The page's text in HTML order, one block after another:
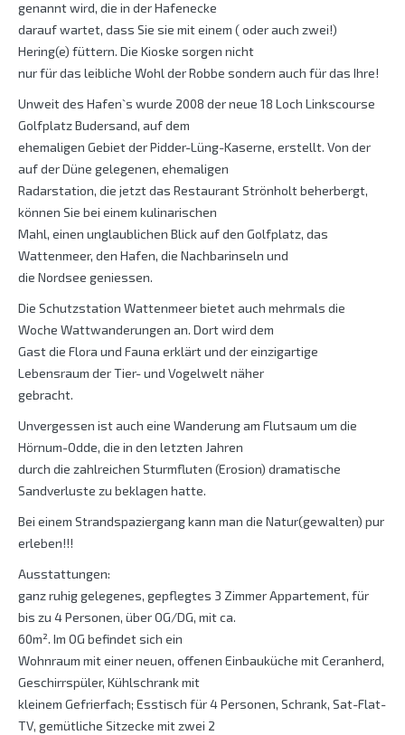
genannt wird, die in der Hafenecke
darauf wartet, dass Sie sie mit einem ( oder auch zwei!)
Hering(e) füttern. Die Kioske sorgen nicht
nur für das leibliche Wohl der Robbe sondern auch für das Ihre!
Unweit des Hafen`s wurde 2008 der neue 18 Loch Linkscourse
Golfplatz Budersand, auf dem
ehemaligen Gebiet der Pidder-Lüng-Kaserne, erstellt. Von der
auf der Düne gelegenen, ehemaligen
Radarstation, die jetzt das Restaurant Strönholt beherbergt,
können Sie bei einem kulinarischen
Mahl, einen unglaublichen Blick auf den Golfplatz, das
Wattenmeer, den Hafen, die Nachbarinseln und
die Nordsee geniessen.
Die Schutzstation Wattenmeer bietet auch mehrmals die
Woche Wattwanderungen an. Dort wird dem
Gast die Flora und Fauna erklärt und der einzigartige
Lebensraum der Tier- und Vogelwelt näher
gebracht.
Unvergessen ist auch eine Wanderung am Flutsaum um die
Hörnum-Odde, die in den letzten Jahren
durch die zahlreichen Sturmfluten (Erosion) dramatische
Sandverluste zu beklagen hatte.
Bei einem Strandspaziergang kann man die Natur(gewalten) pur
erleben!!!
Ausstattungen:
ganz ruhig gelegenes, gepflegtes 3 Zimmer Appartement, für
bis zu 4 Personen, über OG/DG, mit ca.
60m². Im OG befindet sich ein
Wohnraum mit einer neuen, offenen Einbauküche mit Ceranherd,
Geschirrspüler, Kühlschrank mit
kleinem Gefrierfach; Esstisch für 4 Personen, Schrank, Sat-Flat-
TV, gemütliche Sitzecke mit zwei 2